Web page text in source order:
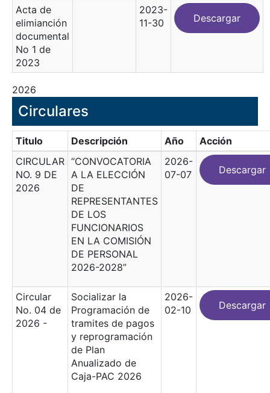
Acta de
elimianción
documental
No 1 de
2023
2023-
11-30
Descargar
2026
Circulares
Titulo Descripción Año
Acción
CIRCULAR
NO. 9 DE
2026
“CONVOCATORIA
A LA ELECCIÓN
DE
REPRESENTANTES
DE LOS
FUNCIONARIOS
EN LA COMISIÓN
DE PERSONAL
2026-2028”
2026-
07-07
Descargar
Circular
No. 04 de
2026 -
Socializar la
Programación de
tramites de pagos
y reprogramación
de Plan
Anualizado de
Caja-PAC 2026
2026-
02-10
Descargar